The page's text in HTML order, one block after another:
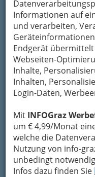
Informationen auf
und verarbeiten,
Endgerät
Webseiten-
Inhalte,
Inhalten,
Login-Daten,
Mit INFOGraz
um € 4,99/Monat
welche die
Nutzung von info-
unbedingt
Infos dazu finden Sie
+43 5 0606 4267
+43 5 0606 8401
E-Mail
Karte &
Eintrag ändern
Kategorien
Bergmanngasse
+43 316 322 228
+43 316 3222
E-Mail
Karte &
Eintrag ändern